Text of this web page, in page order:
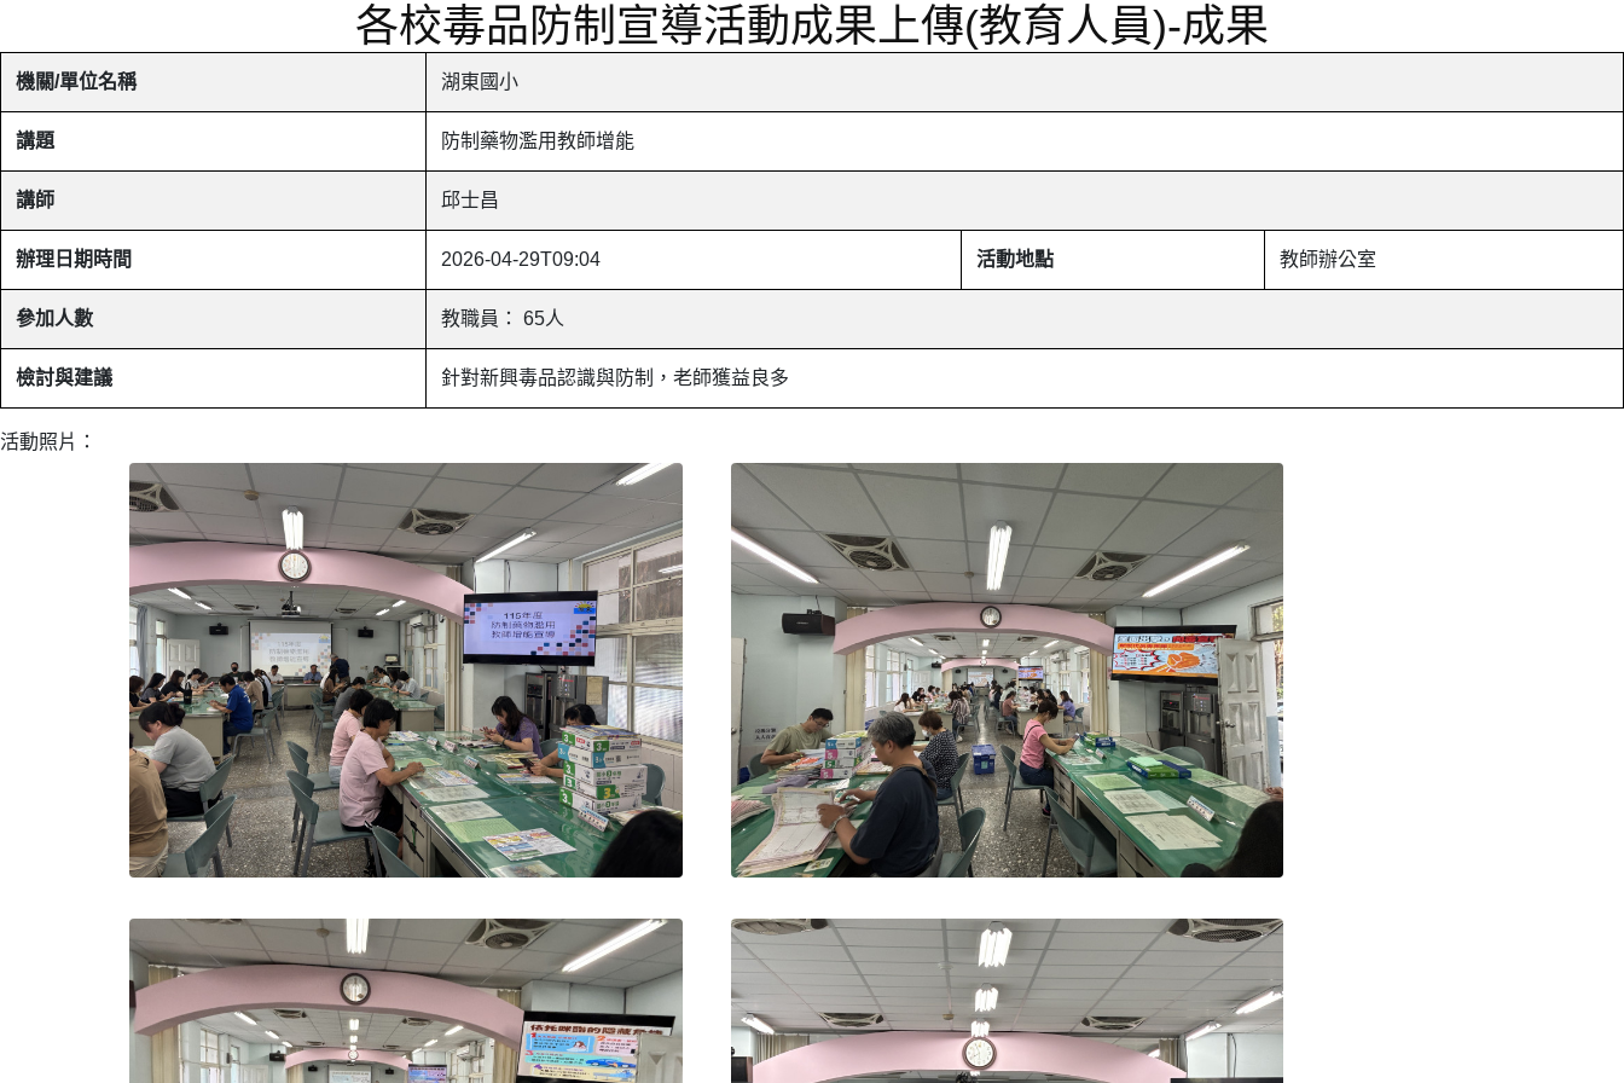
各校毒品防制宣導活動成果上傳(教育人員)-成果
機關/單位名稱 湖東國小
講題 防制藥物濫用教師增能
講師 邱士昌
辦理日期時間 2026-04-29T09:04 活動地點 教師辦公室
參加人數 教職員： 65人
檢討與建議 針對新興毒品認識與防制，老師獲益良多
活動照片：